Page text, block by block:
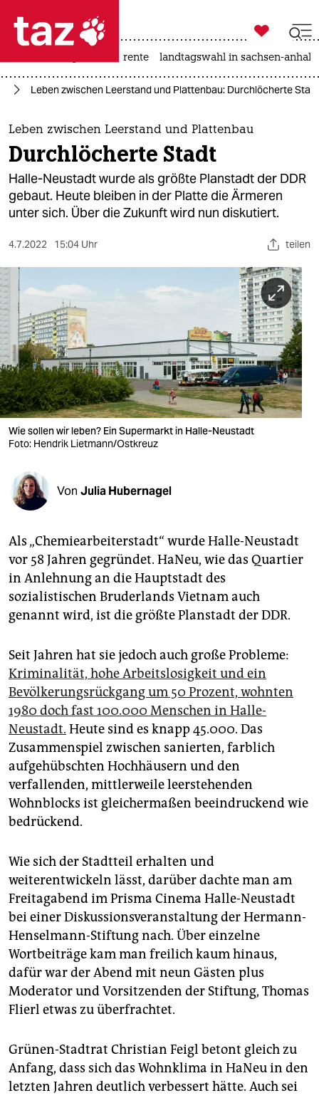
 taz zahl ich
taz zahl ich
themen
politik
öko
sport
berlin
nord
wahrheit
verlag
verlag
veranstaltungen
shop
unterstützen
abo
genossenschaft

taz zahl ich
rente landtagswahl in sachsen-anhalt
Leben zwischen Leerstand und Plattenbau: Durchlöcherte Stadt
Leben zwischen Leerstand und Plattenbau
Durchlöcherte Stadt
Halle-Neustadt wurde als größte Planstadt der DDR
gebaut. Heute bleiben in der Platte die Ärmeren
unter sich. Über die Zukunft wird nun diskutiert.
4.7.2022 15:04 Uhr teilen
Wie sollen wir leben? Ein Supermarkt in Halle-Neustadt
Foto: Hendrik Lietmann/Ostkreuz
Von Julia Hubernagel
Als „Chemiearbeiterstadt“ wurde Halle-Neustadt
vor 58 Jahren gegründet. HaNeu, wie das Quartier
in Anlehnung an die Hauptstadt des
sozialistischen Bruderlands Vietnam auch
genannt wird, ist die größte Planstadt der DDR.
Seit Jahren hat sie jedoch auch große Probleme:
Kriminalität, hohe Arbeitslosigkeit und ein
Bevölkerungsrückgang um 50 Prozent, wohnten
1980 doch fast 100.000 Menschen in Halle-
Neustadt. Heute sind es knapp 45.000. Das
Zusammenspiel zwischen sanierten, farblich
aufgehübschten Hochhäusern und den
verfallenden, mittlerweile leerstehenden
Wohnblocks ist gleichermaßen beeindruckend wie
bedrückend.
Wie sich der Stadtteil erhalten und
weiterentwickeln lässt, darüber dachte man am
Freitagabend im Prisma Cinema Halle-Neustadt
bei einer Diskussionsveranstaltung der Hermann-
Henselmann-Stiftung nach. Über einzelne
Wortbeiträge kam man freilich kaum hinaus,
dafür war der Abend mit neun Gästen plus
Moderator und Vorsitzenden der Stiftung, Thomas
Flierl etwas zu überfrachtet.
Grünen-Stadtrat Christian Feigl betont gleich zu
Anfang, dass sich das Wohnklima in HaNeu in den
letzten Jahren deutlich verbessert hätte. Auch sei